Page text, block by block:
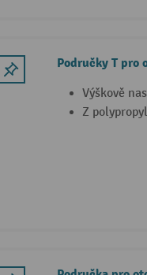
Područky T pro
Výškově
Z